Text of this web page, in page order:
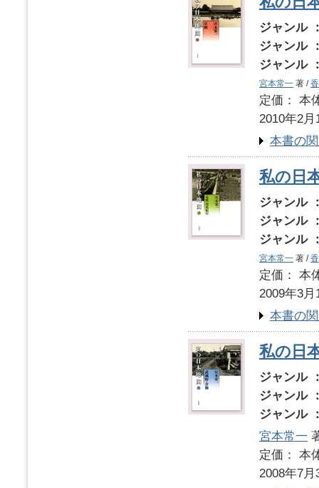
ジャンル
ジャンル
ジャンル
宮本常一 著 /
定価：
2010年2月
本書の
私の日
ジャンル
ジャンル
ジャンル
宮本常一 著 /
定価：
2009年3月
本書の
私の日
ジャンル
ジャンル
ジャンル
宮本常一
定価：
2008年7月